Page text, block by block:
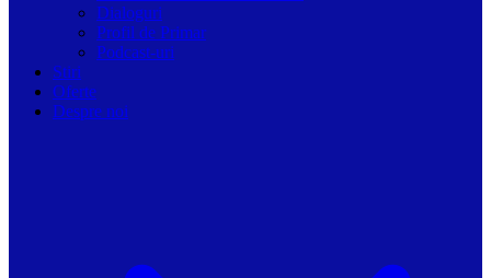
Dialoguri
Profil de Primar
Podcast-uri
Stiri
Oferte
Despre noi